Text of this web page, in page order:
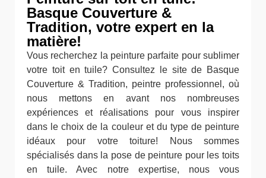
Basque Couverture &
Tradition, votre expert en la
matière!
Vous recherchez la peinture parfaite pour sublimer
votre toit en tuile? Consultez le site de Basque
Couverture & Tradition, peintre professionnel, où
nous mettons en avant nos nombreuses
expériences et réalisations pour vous inspirer
dans le choix de la couleur et du type de peinture
idéaux pour votre toiture! Nous sommes
spécialisés dans la pose de peinture pour les toits
en tuile. Avec notre expertise, nous vous